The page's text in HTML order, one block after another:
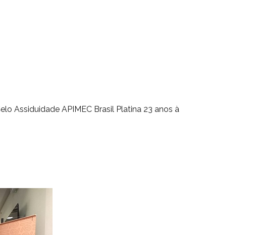
Assiduidade APIMEC Brasil Platina 23 anos à